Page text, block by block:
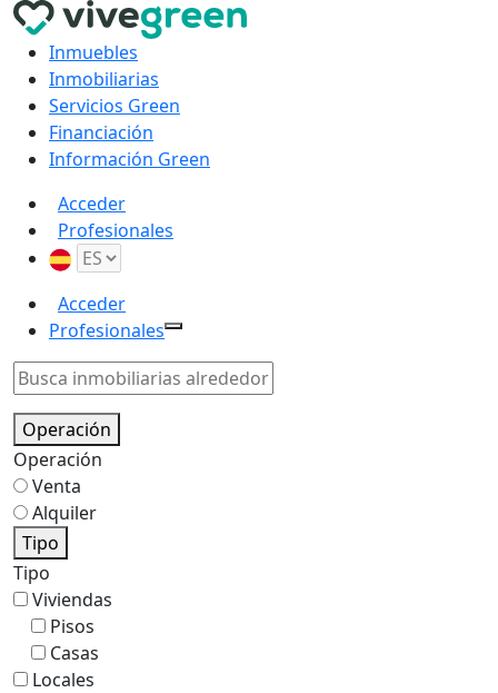
Inmuebles
Inmobiliarias
Servicios Green
Financiación
Información Green
Acceder
Profesionales
Acceder
Profesionales
Operación
Operación
Venta
Alquiler
Tipo
Tipo
Viviendas
Pisos
Casas
Locales